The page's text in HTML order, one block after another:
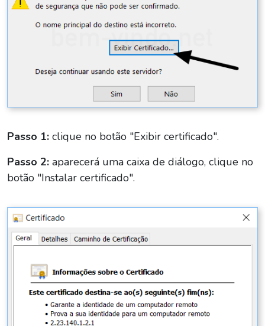
Passo 1: clique no botão "Exibir certificado".
Passo 2: aparecerá uma caixa de diálogo, clique no
botão "Instalar certificado".